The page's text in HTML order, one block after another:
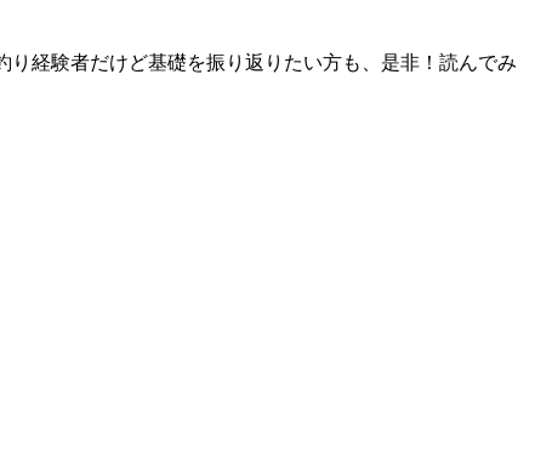
経験者だけど基礎を振り返りたい方も、是非！読んでみ